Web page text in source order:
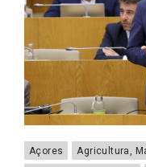
Açores
Agricultura,